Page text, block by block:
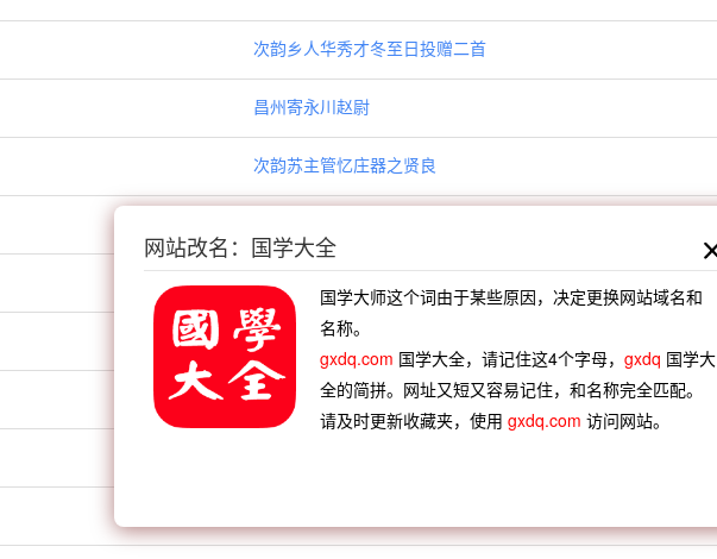
次韵乡人华秀才冬至日投赠二首
昌州寄永川赵尉
次韵苏主管忆庄器之贤良
士师诗
送罗机宜秩满东归三首
六叔母生日
网站改名：国学大全
国学大师这个词由于某些原因，决定更换网站域名和
名称。
gxdq.com 国学大全，请记住这4个字母， gxdq 国学大
全的简拼。网址又短又容易记住，和名称完全匹配。
请及时更新收藏夹，使用 gxdq.com 访问网站。